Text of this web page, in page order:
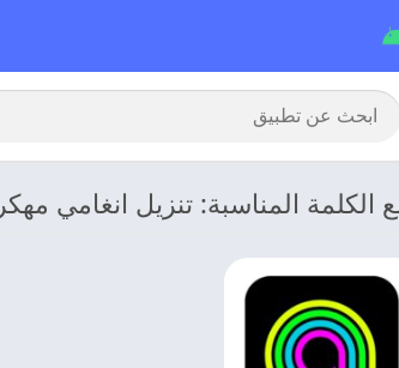
الكلمة المناسبة: تنزيل انغامي مهكر